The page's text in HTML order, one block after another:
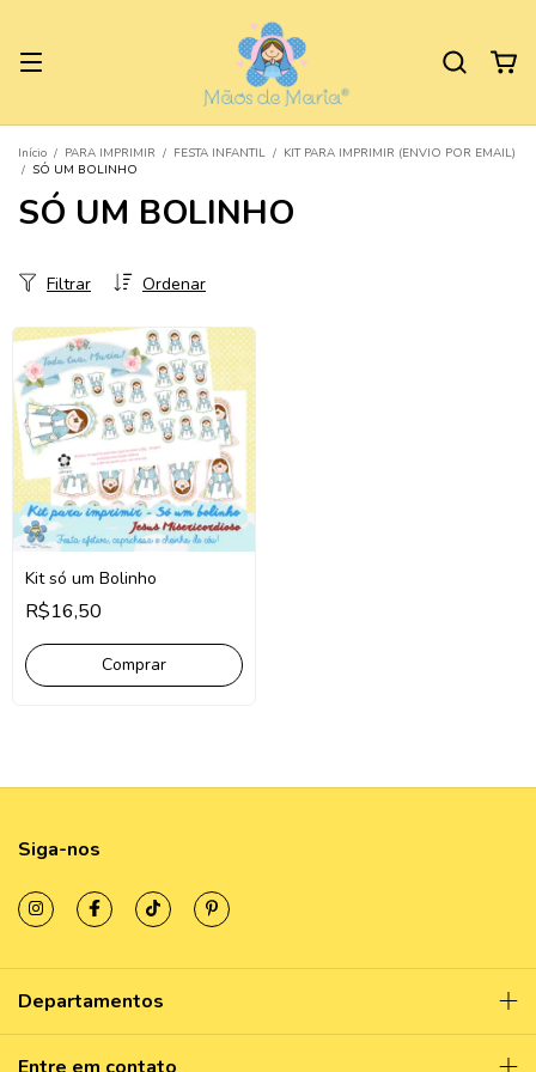
Início / PARA IMPRIMIR / FESTA INFANTIL / KIT PARA IMPRIMIR (ENVIO POR EMAIL)
/ SÓ UM BOLINHO
SÓ UM BOLINHO
Ordenar
Filtrar
Kit só um Bolinho
R$16,50
Comprar
Siga-nos
Departamentos